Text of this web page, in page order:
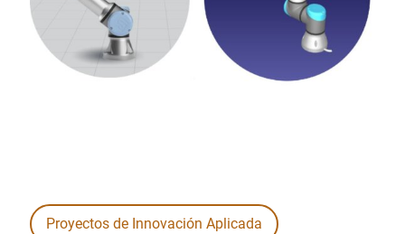
Proyectos de Innovación Aplicada